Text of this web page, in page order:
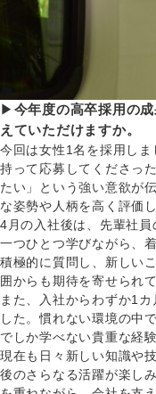
▶ 今年度の高卒採用の
えていただけますか。
今回は女性1名を採用し
持って応募してくださっ
たい」という強い意欲が
な姿勢や人柄を高く評価
4月の入社後は、先輩社
一つひとつ学びながら、
積極的に質問し、新しい
囲からも期待を寄せられて
また、入社からわずか1
した。慣れない環境の中
でしか学べない貴重な経
現在も日々新しい知識や
後のさらなる活躍が楽し